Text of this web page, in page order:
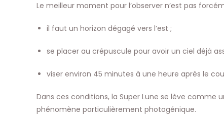
Le meilleur moment pour l’observer n’est pas
il faut un horizon dégagé vers l’est ;
se placer au crépuscule pour avoir un ciel déjà
viser environ 45 minutes à une heure après le
Dans ces conditions, la Super Lune se lève comme
phénomène particulièrement photogénique.